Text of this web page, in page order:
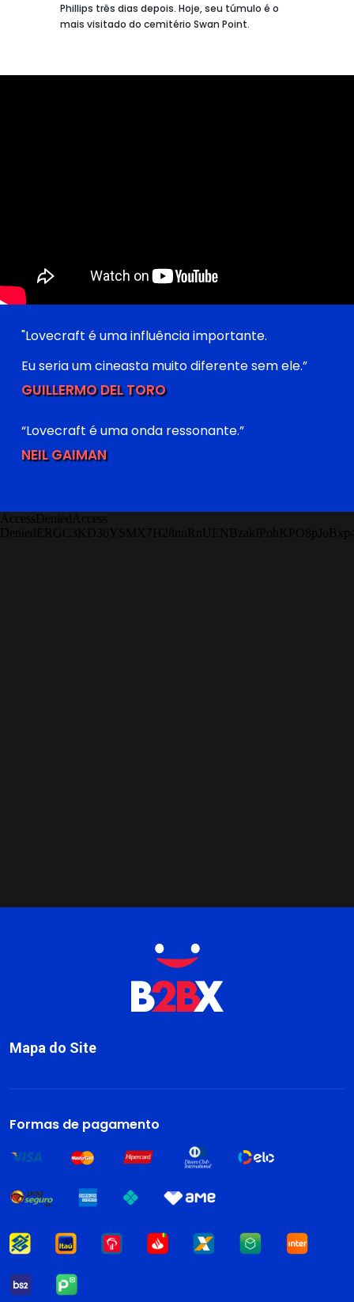
Phillips três dias depois. Hoje, seu túmulo é o
mais visitado do cemitério Swan Point.
"Lovecraft é uma influência importante.
Eu seria um cineasta muito diferente sem ele.”
GUILLERMO DEL TORO
“Lovecraft é uma onda ressonante.”
NEIL GAIMAN
Mapa do Site
Formas de pagamento